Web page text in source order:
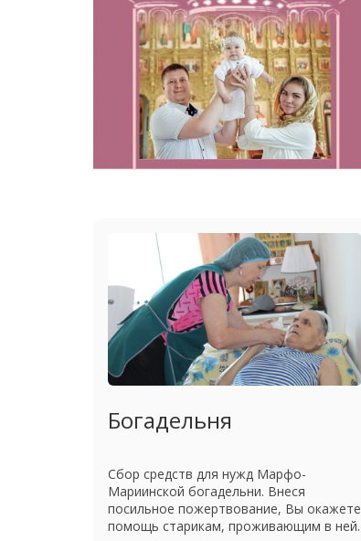
Богадельня
Сбор средств для нужд Марфо-
Мариинской богадельни. Внеся
посильное пожертвование, Вы окажете
помощь старикам, проживающим в ней.